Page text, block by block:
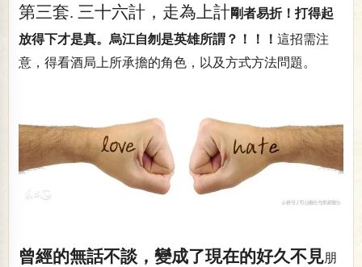
第三套. 三十六計，走為上計剛者易折！打得起
放得下才是真。烏江自刎是英雄所謂？！！！ 這招需注
意，得看酒局上所承擔的角色，以及方式方法問題。
曾經的無話不談，變成了現在的好久不見朋